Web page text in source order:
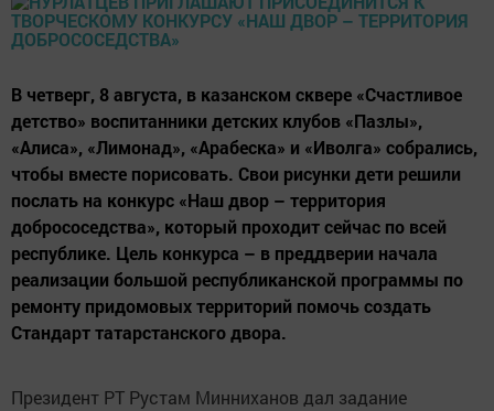
В четверг, 8 августа, в казанском сквере «Счастливое
детство» воспитанники детских клубов «Пазлы»,
«Алиса», «Лимонад», «Арабеска» и «Иволга» собрались,
чтобы вместе порисовать. Свои рисунки дети решили
послать на конкурс «Наш двор – территория
добрососедства», который проходит сейчас по всей
республике. Цель конкурса – в преддверии начала
реализации большой республиканской программы по
ремонту придомовых территорий помочь создать
Стандарт татарстанского двора.
Президент РТ Рустам Минниханов дал задание